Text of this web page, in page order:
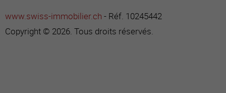
www.swiss-immobilier.ch - Réf. 10245442
Copyright © 2026. Tous droits réservés.